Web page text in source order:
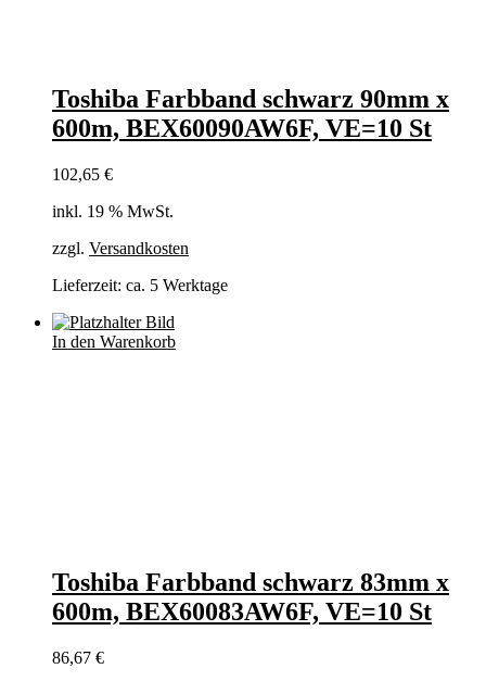
Toshiba Farbband schwarz 90mm x
600m, BEX60090AW6F, VE=10 St
102,65 €
inkl. 19 % MwSt.
zzgl. Versandkosten
Lieferzeit: ca. 5 Werktage
In den Warenkorb
Toshiba Farbband schwarz 83mm x
600m, BEX60083AW6F, VE=10 St
86,67 €